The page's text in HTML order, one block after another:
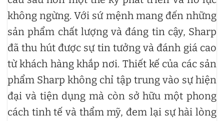
không ngừng. Với sứ mệnh mang đến những
sản phẩm chất lượng và đáng tin cậy, Sharp
đã thu hút được sự tin tưởng và đánh giá cao
từ khách hàng khắp nơi. Thiết kế của các sản
phẩm Sharp không chỉ tập trung vào sự hiện
đại và tiện dụng mà còn sở hữu một phong
cách tinh tế và thẩm mỹ, đem lại sự hài lòng